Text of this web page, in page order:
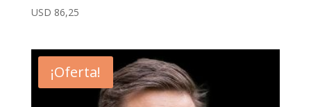
USD 86,25
¡Oferta!